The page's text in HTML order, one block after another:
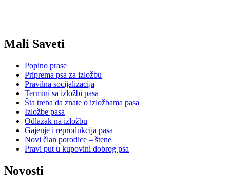
Mali Saveti
Popino prase
Priprema psa za izložbu
Pravilna socijalizacija
Termini sa izložbi pasa
Šta treba da znate o izložbama pasa
Izložbe pasa
Odlazak na izložbu
Gajenje i reprodukcija pasa
Novi član porodice – štene
Pravi put u kupovini dobrog psa
Novosti